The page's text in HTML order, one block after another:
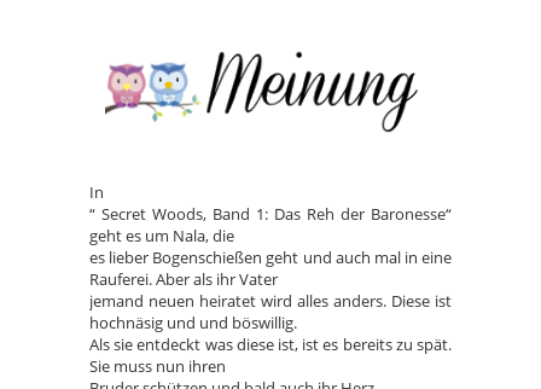
In
“ Secret Woods, Band 1: Das Reh der Baronesse“
geht es um Nala, die
es lieber Bogenschießen geht und auch mal in eine
Rauferei. Aber als ihr Vater
jemand neuen heiratet wird alles anders. Diese ist
hochnäsig und und böswillig.
Als sie entdeckt was diese ist, ist es bereits zu spät.
Sie muss nun ihren